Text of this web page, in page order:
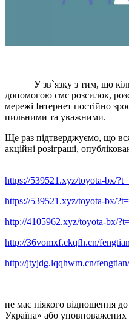
У зв`язку з тим, що
допомогою смс розсилок,
мережі Інтернет постійно
пильними та уважними.
Ще раз підтверджуємо, що
акційні розіграші,
https://539521.xyz/toyota-bx/
https://539521.xyz/toyota-bx/
http://4105962.xyz/toyota-bx/
http://36vomxf.ckqfh.cn/
http://jtyjdg.lqqhwm.cn/
не має ніякого відношення
Україна» або уповноважених